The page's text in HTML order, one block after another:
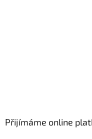
Přijímáme online